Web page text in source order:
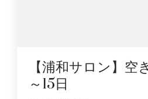
【浦和サロン】空
～15日